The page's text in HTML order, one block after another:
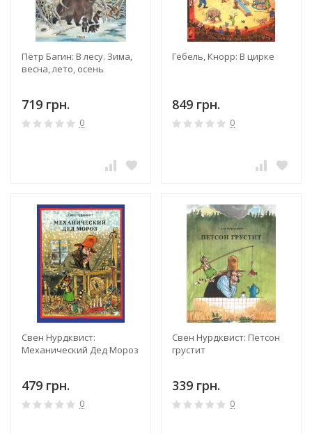
Пётр Багин: В лесу. Зима,
весна, лето, осень
719 грн.
0
Гёбель, Кнорр: В цирке
849 грн.
0
Свен Нурдквист:
Механический Дед Мороз
479 грн.
0
Свен Нурдквист: Петсон
грустит
339 грн.
0